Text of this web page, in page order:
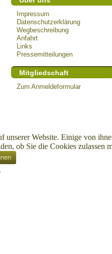
Impressum
Datenschutzerklärung
Wegbeschreibung
Anfahrt
Links
Pressemitteilungen
Mitgliedschaft
Zum Anmeldeformular
unserer Website. Einige von
ob Sie die Cookies